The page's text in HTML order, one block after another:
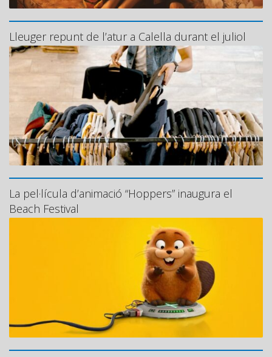
Lleuger repunt de l’atur a Calella durant el juliol
La pel·lícula d’animació “Hoppers” inaugura el
Beach Festival